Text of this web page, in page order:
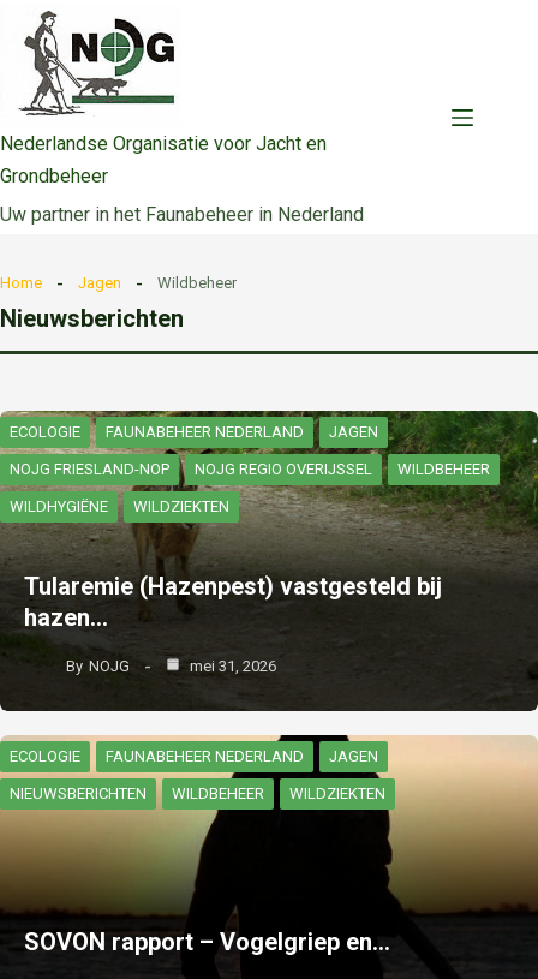
naar
inhoud
Nederlandse Organisatie voor Jacht en
Grondbeheer
Uw partner in het Faunabeheer in Nederland
Home Jagen Wildbeheer
Nieuwsberichten
ECOLOGIE FAUNABEHEER NEDERLAND JAGEN
NOJG FRIESLAND-NOP NOJG REGIO OVERIJSSEL WILDBEHEER
WILDHYGIËNE WILDZIEKTEN
Tularemie (Hazenpest) vastgesteld bij
hazen…
By NOJG mei 31, 2026
ECOLOGIE FAUNABEHEER NEDERLAND JAGEN
NIEUWSBERICHTEN WILDBEHEER WILDZIEKTEN
SOVON rapport – Vogelgriep en…